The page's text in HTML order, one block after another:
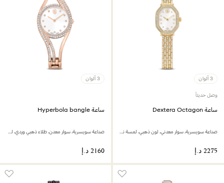
3 ألوان
وصل حديثاً
ساعة Dextera Octagon
صناعة سويسرية، سوار معدني، لون ذهبي، لمسة نهائية بلون ذهبي
3 ألوان
ساعة Hyperbola bangle
صناعة سويسرية، سوار معدن، طلاء ذهبي وردي، لمسة نهائية بلون ذهبي وردي